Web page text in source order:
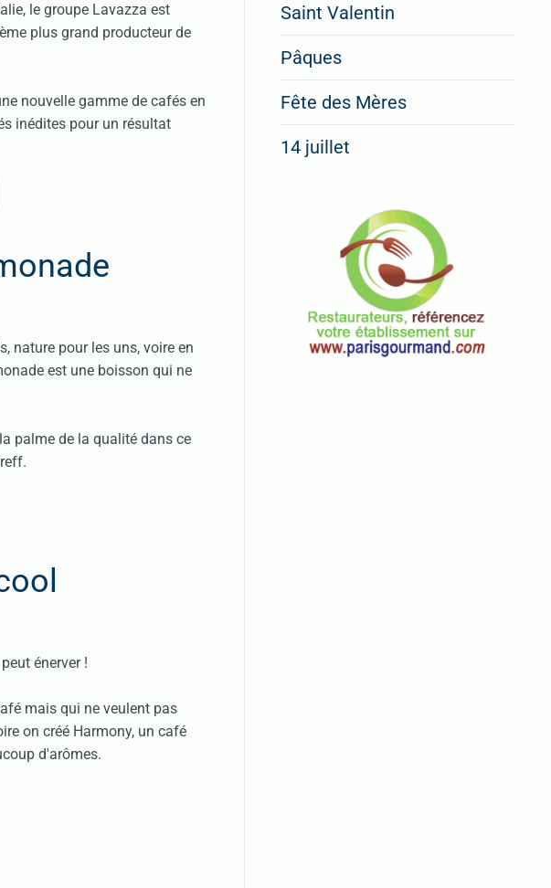
le groupe Lavazza est
plus grand producteur de
nouvelle gamme de cafés en
inédites pour un résultat
nature pour les uns, voire en
est une boisson qui ne
palme de la qualité dans ce
énerver !
mais qui ne veulent pas
on créé Harmony, un café
d'arômes.
Cliquez ici
Saint Valentin
Pâques
Fête des Mères
14 juillet